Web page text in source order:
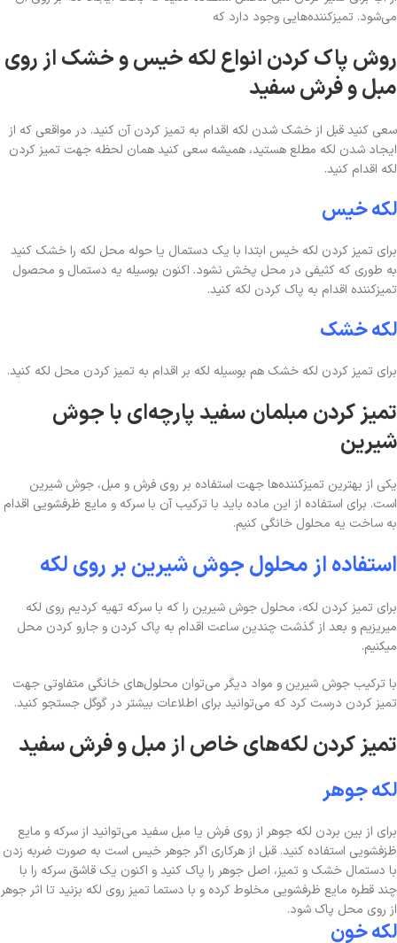
می‌شود. تمیزکننده‌هایی وجود دارد که
روش پاک کردن انواع لکه خیس و خشک از روی
مبل و فرش سفید
سعی کنید قبل از خشک شدن لکه اقدام به تمیز کردن آن کنید. در مواقعی که از
ایجاد شدن لکه مطلع هستید، همیشه سعی کنید همان لحظه جهت تمیز کردن
لکه اقدام کنید.
لکه خیس
برای تمیز کردن لکه خیس ابتدا با یک دستمال یا حوله محل لکه را خشک کنید
به طوری که کثیفی در محل پخش نشود. اکنون بوسیله یه دستمال و محصول
تمیزکننده اقدام به پاک کردن لکه کنید.
لکه خشک
برای تمیز کردن لکه خشک هم بوسیله لکه بر اقدام به تمیز کردن محل لکه کنید.
تمیز کردن مبلمان سفید پارچه‌ای با جوش
شیرین
یکی از بهترین تمیزکننده‌ها جهت استفاده بر روی فرش و مبل، جوش شیرین
است. برای استفاده از این ماده باید با ترکیب آن با سرکه و مایع ظرفشویی اقدام
به ساخت یه محلول خانگی کنیم.
استفاده از محلول جوش شیرین بر روی لکه
برای تمیز کردن لکه، محلول جوش شیرین را که با سرکه تهیه کردیم روی لکه
میریزیم و بعد از گذشت چندین ساعت اقدام به پاک کردن و جارو کردن محل
میکنیم.
با ترکیب جوش شیرین و مواد دیگر می‌توان محلول‌های خانگی متفاوتی جهت
تمیز کردن درست کرد که می‌توانید برای اطلاعات بیشتر در گوگل جستجو کنید.
تمیز کردن لکه‌های خاص از مبل و فرش سفید
لکه جوهر
برای از بین بردن لکه جوهر از روی فرش یا مبل سفید می‌توانید از سرکه و مایع
ظزفشویی استفاده کنید. قبل از هرکاری اگر جوهر خیس است به صورت ضربه زدن
با دستمال خشک و تمیز، اصل جوهر را پاک کنید و اکنون یک قاشق سرکه را با
چند قطره مایع ظرفشویی مخلوط کرده و با دستما تمیز روی لکه بزنید تا اثر جوهر
از روی محل پاک شود.
لکه خون